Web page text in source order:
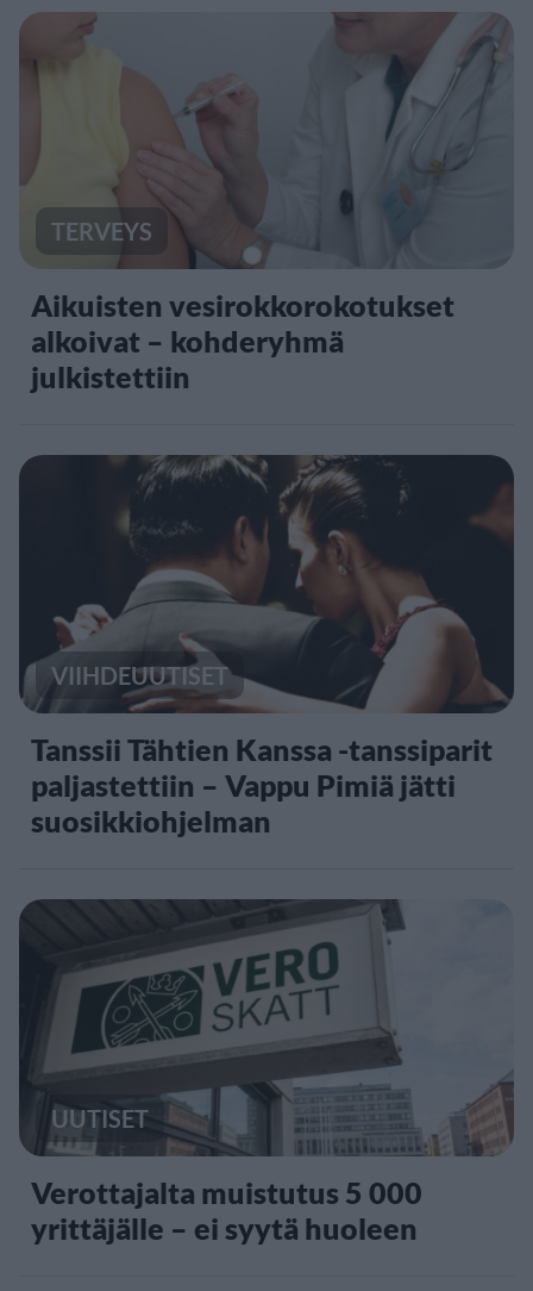
TERVEYS
Aikuisten vesirokkorokotukset
alkoivat – kohderyhmä
julkistettiin
VIIHDEUUTISET
Tanssii Tähtien Kanssa -tanssiparit
paljastettiin – Vappu Pimiä jätti
suosikkiohjelman
UUTISET
Verottajalta muistutus 5 000
yrittäjälle – ei syytä huoleen